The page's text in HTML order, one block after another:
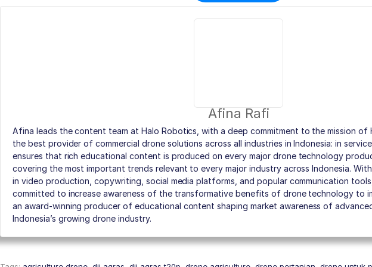
Afina Rafi
Afina leads the content team at Halo Robotics, with a deep commitment to the mission of
the best provider of commercial drone solutions across all industries in Indonesia: in
ensures that rich educational content is produced on every major drone technology
covering the most important trends relevant to every major industry across Indonesia.
in video production, copywriting, social media platforms, and popular communication
committed to increase awareness of the transformative benefits of drone technology to
an award-winning producer of educational content shaping market awareness of
Indonesia’s growing drone industry.